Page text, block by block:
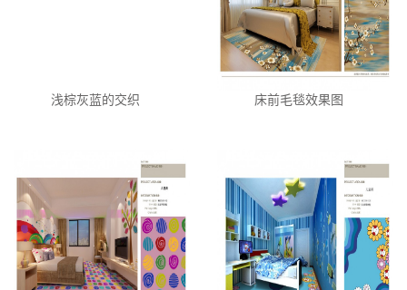
浅棕灰蓝的交织 床前毛毯效果图